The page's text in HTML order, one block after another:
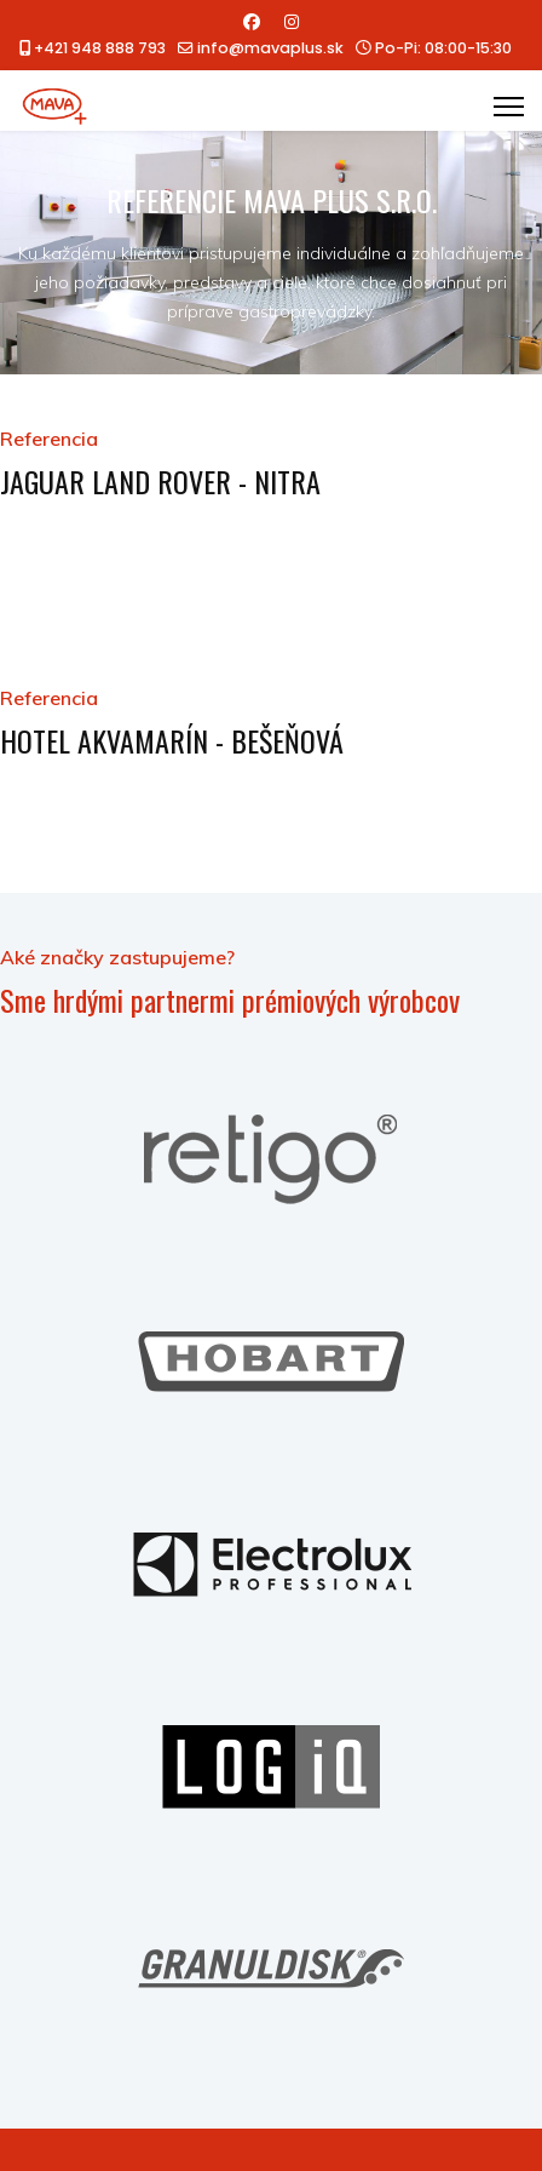
+421 948 888 793 info@mavaplus.sk Po-Pi: 08:00-15:30
REFERENCIE MAVA PLUS S.R.O.
Ku každému klientovi pristupujeme individuálne a zohľadňujeme
jeho požiadavky, predstavy a ciele, ktoré chce dosiahnuť pri
príprave gastroprevádzky.
Referencia
JAGUAR LAND ROVER - NITRA
Referencia
HOTEL AKVAMARÍN - BEŠEŇOVÁ
Aké značky zastupujeme?
Sme hrdými partnermi prémiových výrobcov